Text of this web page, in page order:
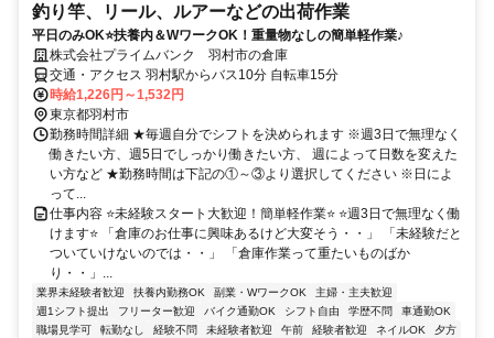
釣り竿、リール、ルアーなどの出荷作業
平日のみOK⭐扶養内＆WワークOK！重量物なしの簡単軽作業♪
株式会社プライムバンク 羽村市の倉庫
交通・アクセス 羽村駅からバス10分 自転車15分
時給1,226円～1,532円
東京都羽村市
勤務時間詳細 ★毎週自分でシフトを決められます ※週3日で無理なく
働きたい方、週5日でしっかり働きたい方、 週によって日数を変えた
い方など ★勤務時間は下記の①～③より選択してください ※日によ
って...
仕事内容 ⭐未経験スタート大歓迎！簡単軽作業⭐ ⭐週3日で無理なく働
けます⭐ 「倉庫のお仕事に興味あるけど大変そう・・」 「未経験だと
ついていけないのでは・・」 「倉庫作業って重たいものばか
り・・」...
業界未経験者歓迎 扶養内勤務OK 副業・WワークOK
主婦・主夫歓迎
週1シフト提出
フリーター歓迎 バイク通勤OK シフト自由 学歴不問
車通勤OK
職場見学可
転勤なし 経験不問 未経験者歓迎 午前 経験者歓迎 ネイルOK
夕方